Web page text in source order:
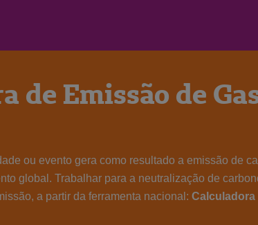
de Emissão de
ou evento gera como resultado a emissão de
global. Trabalhar para a neutralização de
a partir da ferramenta nacional: Calculadora